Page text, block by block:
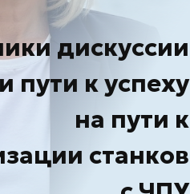
дискуссии
пути к успеху
на пути к
станков